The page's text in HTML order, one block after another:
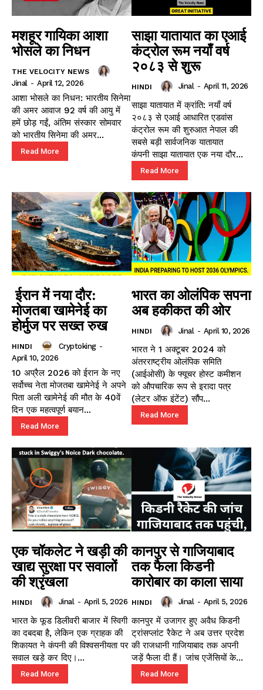
मशहूर गायिका आशा
भोसले का निधन
THE VELOCITY NEWS
Jinal - April 12, 2026
आशा भोसले का निधन: भारतीय सिनेमा
की अमर आवाज 92 वर्ष की आयु में
हमें छोड़ गईं, अंतिम संस्कार सोमवार
को भारतीय सिनेमा की अमर...
Read More
साझा यातायात का एआई
कंट्रोल रूम नयाँ वर्ष
२०८३ से शुरू
HINDI Jinal - April 11, 2026
साझा यातायात में क्रांति: नयाँ वर्ष
२०८३ से एआई आधारित एडवांस
कंट्रोल रूम की शुरुआत नेपाल की
सबसे बड़ी सार्वजनिक यातायात
कंपनी साझा यातायात एक नया दौर...
Read More
ईरान में नया दौर:
मोजतबा खामेनेई का
होर्मुज पर सख्त रुख
HINDI Cryptoking -
April 10, 2026
10 अप्रैल 2026 को ईरान के नए
सर्वोच्च नेता मोजतबा खामेनेई ने अपने
पिता अली खामेनेई की मौत के 40वें
दिन एक महत्वपूर्ण बयान...
Read More
भारत का ओलंपिक सपना
अब हकीकत की ओर
HINDI Jinal - April 10, 2026
भारत ने 1 अक्टूबर 2024 को
अंतरराष्ट्रीय ओलंपिक समिति
(आईओसी) के फ्यूचर होस्ट कमीशन
को औपचारिक रूप से इरादा पत्र
(लेटर ऑफ इंटेंट) सौंप...
Read More
एक चॉकलेट ने खड़ी की
खाद्य सुरक्षा पर सवालों
की श्रृंखला
HINDI Jinal - April 5, 2026
भारत के फूड डिलीवरी बाजार में स्विगी
का दबदबा है, लेकिन एक ग्राहक की
शिकायत ने कंपनी की विश्वसनीयता पर
सवाल खड़े कर दिए।...
Read More
कानपुर से गाजियाबाद
तक फैला किडनी
कारोबार का काला साया
HINDI Jinal - April 5, 2026
कानपुर में उजागर हुए अवैध किडनी
ट्रांसप्लांट रैकेट ने अब उत्तर प्रदेश
की राजधानी गाजियाबाद तक अपनी
जड़ें फैला दी हैं। जांच एजेंसियों के...
Read More